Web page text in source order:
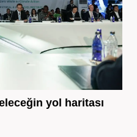
yol haritası